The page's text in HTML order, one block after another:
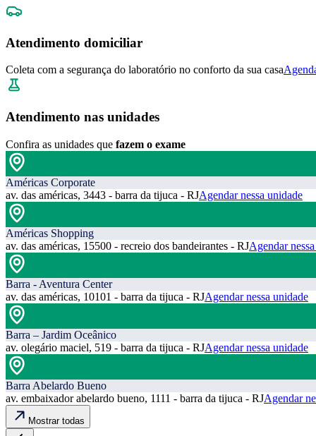
Atendimento domiciliar
Coleta com a segurança do laboratório no conforto da sua casa
Atendimento nas unidades
Confira as unidades que fazem o exame
Américas Corporate
av. das américas, 3443 - barra da tijuca - RJAgendar nessa unidade
Américas Shopping
av. das américas, 15500 - recreio dos bandeirantes - RJAgendar
Barra - Aventura Center
av. das américas, 10101 - barra da tijuca - RJAgendar nessa unidade
Barra – Jardim Oceânico
av. olegário maciel, 519 - barra da tijuca - RJAgendar nessa unidade
Barra Abelardo Bueno
av. embaixador abelardo bueno, 1111 - barra da tijuca - RJAgendar
Mostrar todas